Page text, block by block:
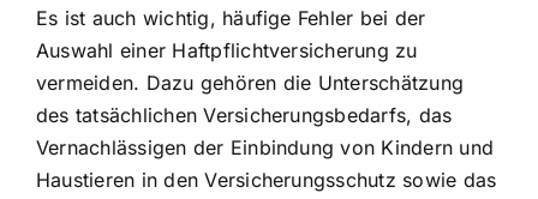
Es ist auch wichtig, häufige Fehler bei der
Auswahl einer Haftpflichtversicherung zu
vermeiden. Dazu gehören die Unterschätzung
des tatsächlichen Versicherungsbedarfs, das
Vernachlässigen der Einbindung von Kindern und
Haustieren in den Versicherungsschutz sowie das